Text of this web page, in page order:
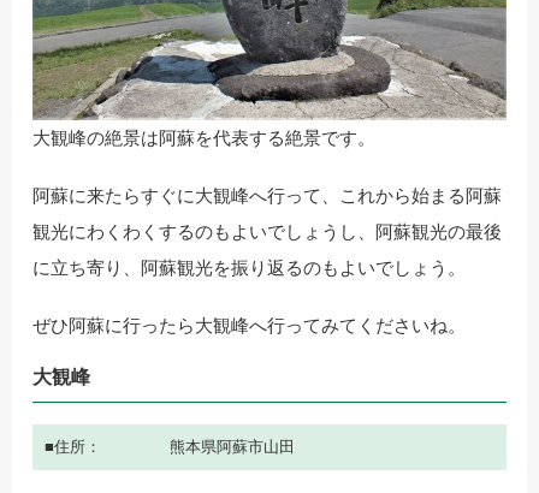
大観峰の絶景は阿蘇を代表する絶景です。
阿蘇に来たらすぐに大観峰へ行って、これから始まる阿蘇
観光にわくわくするのもよいでしょうし、阿蘇観光の最後
に立ち寄り、阿蘇観光を振り返るのもよいでしょう。
ぜひ阿蘇に行ったら大観峰へ行ってみてくださいね。
大観峰
住所 熊本県阿蘇市山田